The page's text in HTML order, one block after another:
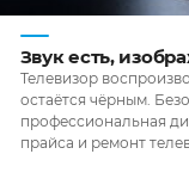
Звук есть,
Телевизор
остаётся чёрным.
профессиональная
прайса и ремонт